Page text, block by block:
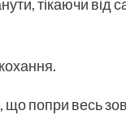
тікаючи від
попри весь